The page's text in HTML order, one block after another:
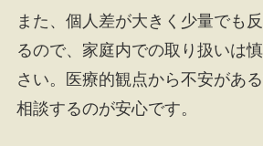
また、個人差が大きく少量でも
るので、家庭内での取り扱いは
さい。医療的観点から不安があ
相談するのが安心です。